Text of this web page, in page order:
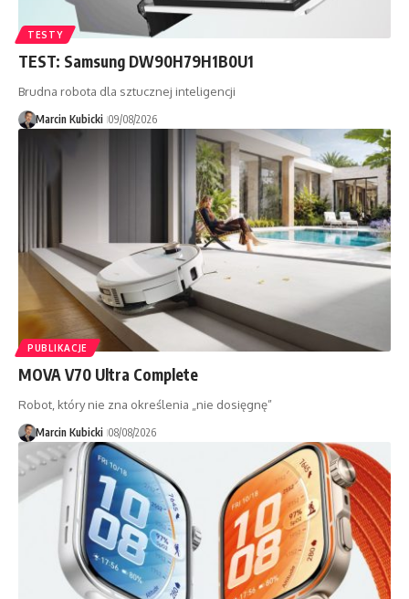
TESTY
TEST: Samsung DW90H79H1B0U1
Brudna robota dla sztucznej inteligencji
Marcin Kubicki 09/08/2026
PUBLIKACJE
MOVA V70 Ultra Complete
Robot, który nie zna określenia „nie dosięgnę”
Marcin Kubicki 08/08/2026